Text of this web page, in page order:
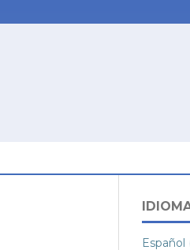
Español